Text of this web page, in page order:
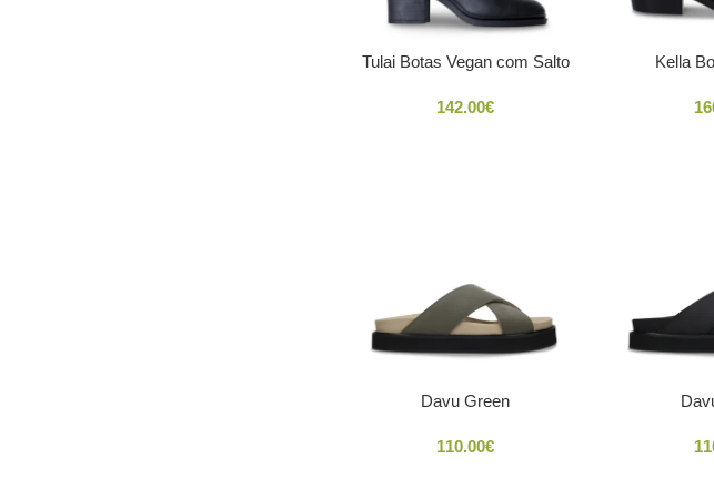
Tulai Botas Vegan com Salto
142.00€
Kella
Davu Green
110.00€